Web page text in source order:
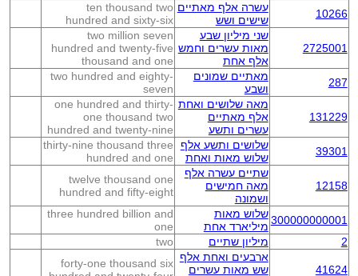
10266
עשרה אלף מאתיים
שישים ושש
ten thousand two
hundred and sixty-six
2725001
שני מיליון שבע
מאות עשרים וחמש
אלף אחת
two million seven
hundred and twenty-five
thousand and one
287
מאתיים שמונים
ושבע
two hundred and eighty-
seven
131229
מאה שלושים ואחת
אלף מאתיים
עשרים ותשע
one hundred and thirty-
one thousand two
hundred and twenty-nine
39301
שלושים ותשע אלף
שלוש מאות ואחת
thirty-nine thousand three
hundred and one
12158
שתיים עשרה אלף
מאה חמישים
ושמונה
twelve thousand one
hundred and fifty-eight
300000000001 שלוש מאות
מיליארד אחת
three hundred billion and
one
2
מיליון שתיים two
41624
ארבעים ואחת אלף
שש מאות עשרים
forty-one thousand six